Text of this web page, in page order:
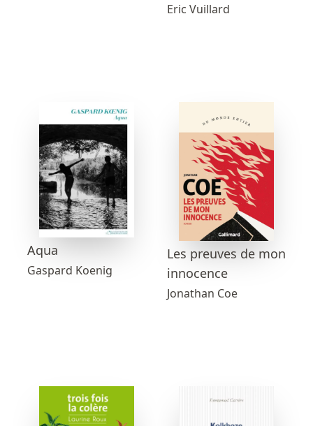
Eric Vuillard
Aqua
Gaspard Koenig
Les preuves de mon
innocence
Jonathan Coe